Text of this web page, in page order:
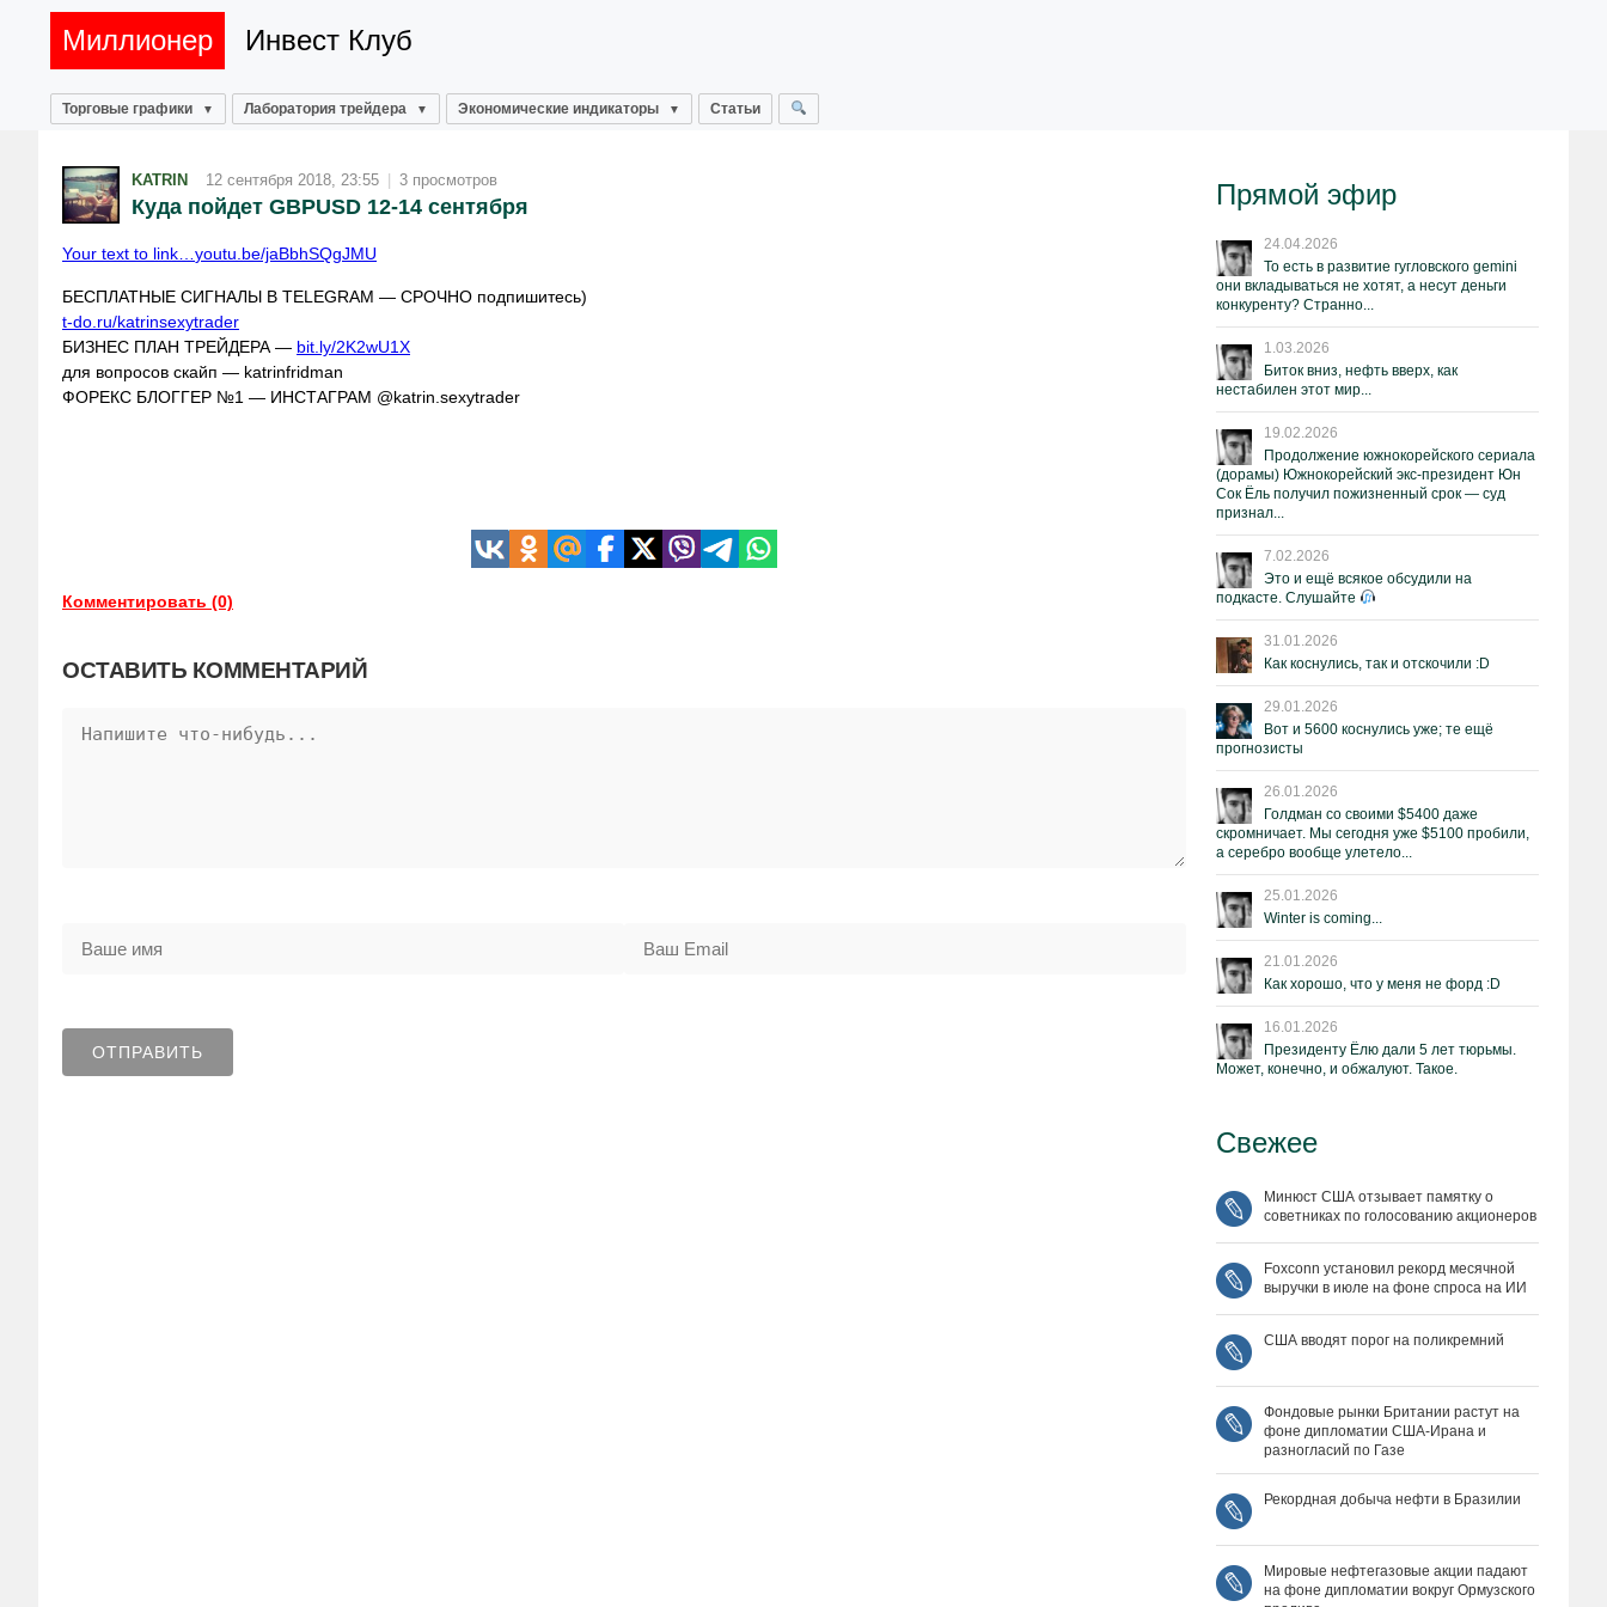
Миллионер Инвест Клуб
Торговые графики Лаборатория трейдера Экономические индикаторы Статьи
KATRIN 12 сентября 2018, 23:55 | 3 просмотров
Куда пойдет GBPUSD 12-14 сентября
Your text to link… youtu.be/jaBbhSQgJMU
БЕСПЛАТНЫЕ СИГНАЛЫ В TELEGRAM — СРОЧНО подпишитесь)
t-do.ru/katrinsexytrader
БИЗНЕС ПЛАН ТРЕЙДЕРА — bit.ly/2K2wU1X
для вопросов скайп — katrinfridman
ФОРЕКС БЛОГГЕР №1 — ИНСТАГРАМ @katrin.sexytrader
Комментировать (0)
ОСТАВИТЬ КОММЕНТАРИЙ
Прямой эфир
24.04.2026
То есть в развитие гугловского gemini
они вкладываться не хотят, а несут деньги
конкуренту? Странно...
1.03.2026
Биток вниз, нефть вверх, как
нестабилен этот мир...
19.02.2026
Продолжение южнокорейского сериала
(дорамы) Южнокорейский экс-президент Юн
Сок Ёль получил пожизненный срок — суд
признал...
7.02.2026
Это и ещё всякое обсудили на
подкасте. Слушайте
31.01.2026
Как коснулись, так и отскочили :D
29.01.2026
Вот и 5600 коснулись уже; те ещё
прогнозисты
26.01.2026
Голдман со своими $5400 даже
скромничает. Мы сегодня уже $5100 пробили,
а серебро вообще улетело...
25.01.2026
Winter is coming...
21.01.2026
Как хорошо, что у меня не форд :D
16.01.2026
Президенту Ёлю дали 5 лет тюрьмы.
Может, конечно, и обжалуют. Такое.
Свежее
Минюст США отзывает памятку о
советниках по голосованию акционеров
Foxconn установил рекорд месячной
выручки в июле на фоне спроса на ИИ
США вводят порог на поликремний
Фондовые рынки Британии растут на
фоне дипломатии США‑Ирана и
разногласий по Газе
Рекордная добыча нефти в Бразилии
Мировые нефтегазовые акции падают
на фоне дипломатии вокруг Ормузского